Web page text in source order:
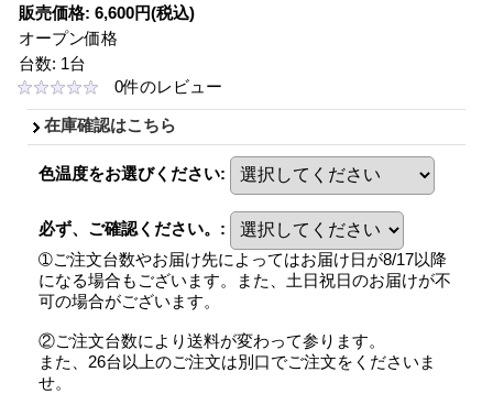
販売価格: 6,600円(税込)
オープン価格
台数: 1台
0件のレビュー
在庫確認はこちら
色温度をお選びください:
必ず、ご確認ください。 :
➀ご注文台数やお届け先によってはお届け日が8/17以降
になる場合もございます。また、土日祝日のお届けが不
可の場合がございます。
②ご注文台数により送料が変わって参ります。
また、26台以上のご注文は別口でご注文をくださいま
せ。